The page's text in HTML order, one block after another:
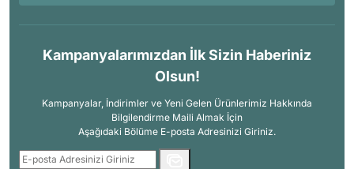
Kampanyalarımızdan İlk Sizin Haberiniz
Olsun!
Kampanyalar, İndirimler ve Yeni Gelen Ürünlerimiz Hakkında
Bilgilendirme Maili Almak İçin
Aşağıdaki Bölüme E-posta Adresinizi Giriniz.